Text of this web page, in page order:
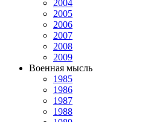
2004
2005
2006
2007
2008
2009
Военная мысль
1985
1986
1987
1988